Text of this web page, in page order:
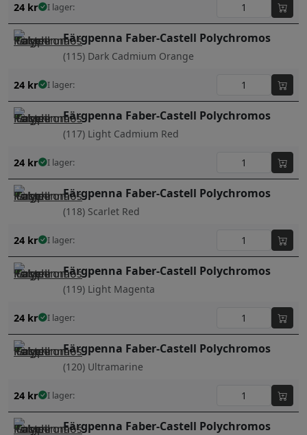
24 kr I lager:
Färgpenna Faber-Castell Polychromos
(115) Dark Cadmium Orange
24 kr I lager:
Färgpenna Faber-Castell Polychromos
(117) Light Cadmium Red
24 kr I lager:
Färgpenna Faber-Castell Polychromos
(118) Scarlet Red
24 kr I lager:
Färgpenna Faber-Castell Polychromos
(119) Light Magenta
24 kr I lager:
Färgpenna Faber-Castell Polychromos
(120) Ultramarine
24 kr I lager:
Färgpenna Faber-Castell Polychromos